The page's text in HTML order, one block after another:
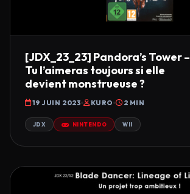
[JDX_23_23] Pandora’s Tower –
Tu l’aimeras toujours si elle
devient monstrueuse ?
19 JUIN 2023 KURO 2 MIN
JDX NINTENDO WII